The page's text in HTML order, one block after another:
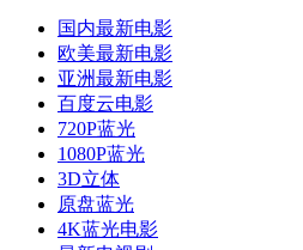
国内最新电影
欧美最新电影
亚洲最新电影
百度云电影
720P蓝光
1080P蓝光
3D立体
原盘蓝光
4K蓝光电影